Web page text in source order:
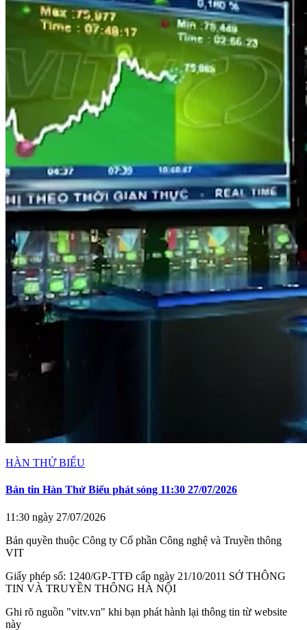
HÀN THỬ BIỂU
Bản tin Hàn Thử Biểu phát sóng 11:30 27/07/2026
11:30 ngày 27/07/2026
Bản quyền thuộc Công ty Cổ phần Công nghệ và Truyền thông
VIT
Giấy phép số: 1240/GP-TTĐ cấp ngày 21/10/2011 SỞ THÔNG
TIN VÀ TRUYỀN THÔNG HÀ NỘI
Ghi rõ nguồn "vitv.vn" khi bạn phát hành lại thông tin từ website
này